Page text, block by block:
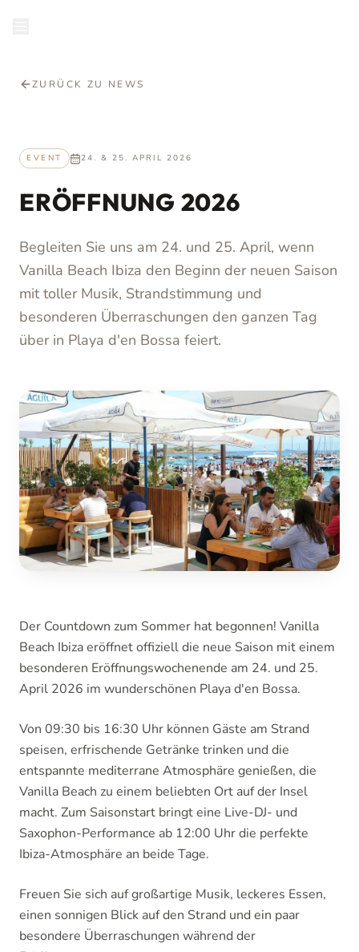
ZURÜCK ZU NEWS
EVENT 24. & 25. APRIL 2026
ERÖFFNUNG 2026
Begleiten Sie uns am 24. und 25. April, wenn
Vanilla Beach Ibiza den Beginn der neuen Saison
mit toller Musik, Strandstimmung und
besonderen Überraschungen den ganzen Tag
über in Playa d'en Bossa feiert.
Der Countdown zum Sommer hat begonnen! Vanilla
Beach Ibiza eröffnet offiziell die neue Saison mit einem
besonderen Eröffnungswochenende am 24. und 25.
April 2026 im wunderschönen Playa d'en Bossa.
Von 09:30 bis 16:30 Uhr können Gäste am Strand
speisen, erfrischende Getränke trinken und die
entspannte mediterrane Atmosphäre genießen, die
Vanilla Beach zu einem beliebten Ort auf der Insel
macht. Zum Saisonstart bringt eine Live-DJ- und
Saxophon-Performance ab 12:00 Uhr die perfekte
Ibiza-Atmosphäre an beide Tage.
Freuen Sie sich auf großartige Musik, leckeres Essen,
einen sonnigen Blick auf den Strand und ein paar
besondere Überraschungen während der